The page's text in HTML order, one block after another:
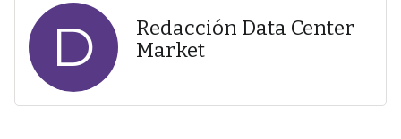
D
Redacción Data Center
Market